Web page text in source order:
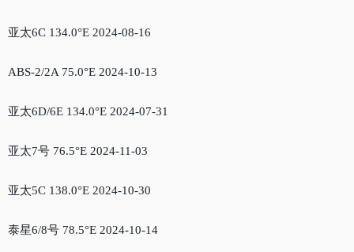
亚太6C 134.0°E 2024-08-16
ABS-2/2A 75.0°E 2024-10-13
亚太6D/6E 134.0°E 2024-07-31
亚太7号 76.5°E 2024-11-03
亚太5C 138.0°E 2024-10-30
泰星6/8号 78.5°E 2024-10-14